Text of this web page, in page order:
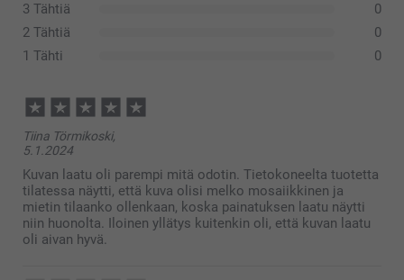
3 Tähtiä
0
2 Tähtiä
0
1 Tähti
0
Tiina Törmikoski,
5.1.2024
Kuvan laatu oli parempi mitä odotin. Tietokoneelta tuotetta
tilatessa näytti, että kuva olisi melko mosaiikkinen ja
mietin tilaanko ollenkaan, koska painatuksen laatu näytti
niin huonolta. Iloinen yllätys kuitenkin oli, että kuvan laatu
oli aivan hyvä.